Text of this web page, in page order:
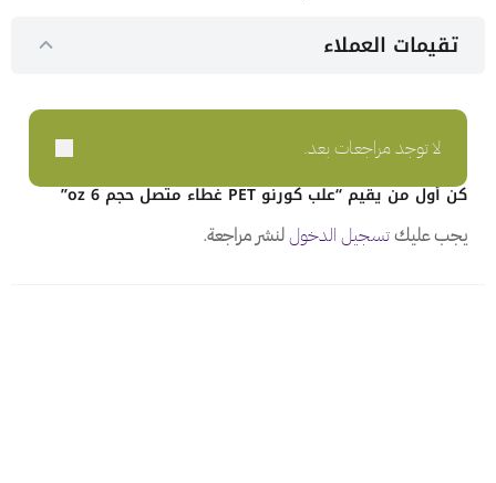
تقيمات العملاء
لا توجد مراجعات بعد.
كن أول من يقيم “علب كورنو PET غطاء متصل حجم oz 6”
يجب عليكتسجيل الدخوللنشر مراجعة.